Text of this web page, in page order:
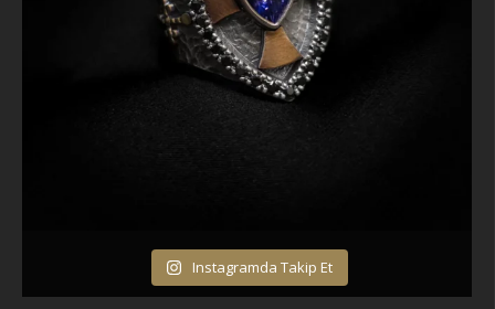
Instagramda Takip Et